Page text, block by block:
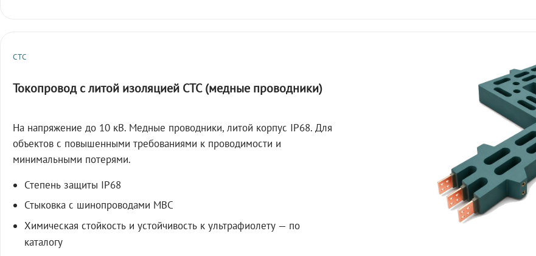
СТС
Токопровод с литой изоляцией СТС (медные проводники)
На напряжение до 10 кВ. Медные проводники, литой корпус IP68. Для
объектов с повышенными требованиями к проводимости и
минимальными потерями.
Степень защиты IP68
Стыковка с шинопроводами МВС
Химическая стойкость и устойчивость к ультрафиолету — по
каталогу